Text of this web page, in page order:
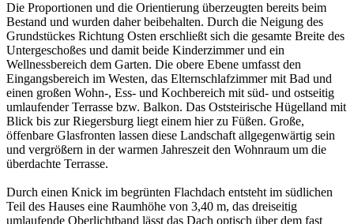
Die Proportionen und die Orientierung überzeugten bereits beim
Bestand und wurden daher beibehalten. Durch die Neigung des
Grundstückes Richtung Osten erschließt sich die gesamte Breite des
Untergeschoßes und damit beide Kinderzimmer und ein
Wellnessbereich dem Garten. Die obere Ebene umfasst den
Eingangsbereich im Westen, das Elternschlafzimmer mit Bad und
einen großen Wohn-, Ess- und Kochbereich mit süd- und ostseitig
umlaufender Terrasse bzw. Balkon. Das Oststeirische Hügelland mit
Blick bis zur Riegersburg liegt einem hier zu Füßen. Große,
öffenbare Glasfronten lassen diese Landschaft allgegenwärtig sein
und vergrößern in der warmen Jahreszeit den Wohnraum um die
überdachte Terrasse.
Durch einen Knick im begrünten Flachdach entsteht im südlichen
Teil des Hauses eine Raumhöhe von 3,40 m, das dreiseitig
umlaufende Oberlichtband lässt das Dach optisch über dem fast